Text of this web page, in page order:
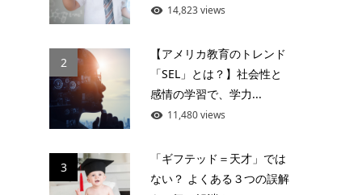
14,823 views
2
【アメリカ教育のトレンド
「SEL」とは？】社会性と
感情の学習で、学力...
11,480 views
3
「ギフテッド＝天才」では
ない？ よくある３つの誤解